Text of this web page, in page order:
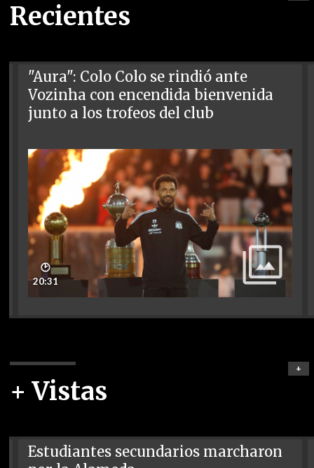
Recientes
"Aura": Colo Colo se rindió ante
Vozinha con encendida bienvenida
junto a los trofeos del club
🕑
20:31
+ Vistas
+
Estudiantes secundarios marcharon